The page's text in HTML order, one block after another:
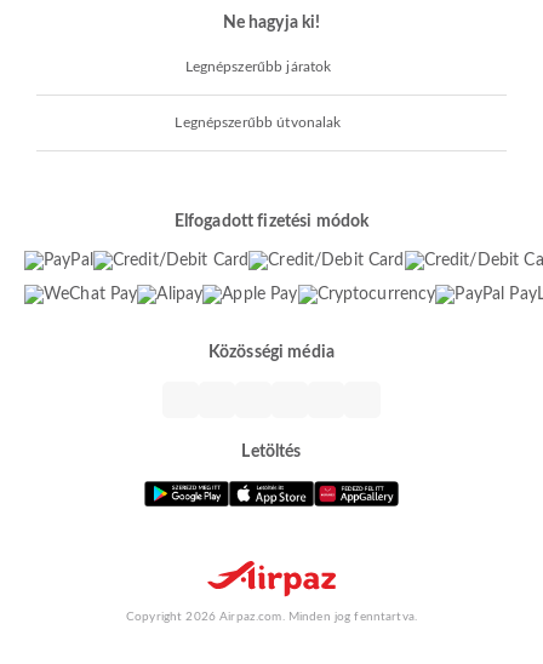
Ne hagyja ki!
Legnépszerűbb járatok
Legnépszerűbb útvonalak
Elfogadott fizetési módok
Közösségi média
Letöltés
Copyright 2026 Airpaz.com. Minden jog fenntartva.